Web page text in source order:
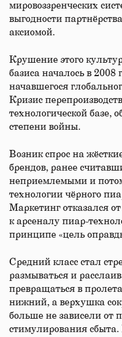
мировоззренческих
выгодности
аксиомой.
Крушение этого
базиса началось в
начавшегося
Кризис
технологической базе,
степени войны.
Возник спрос на
брендов, ранее
неприемлемыми и
технологии чёрного
Маркетинг отказался
к арсеналу пиар-
принципе «цель
Средний класс стал
размываться и
превращаться в
нижний, а верхушка
больше не зависели от
стимулирования